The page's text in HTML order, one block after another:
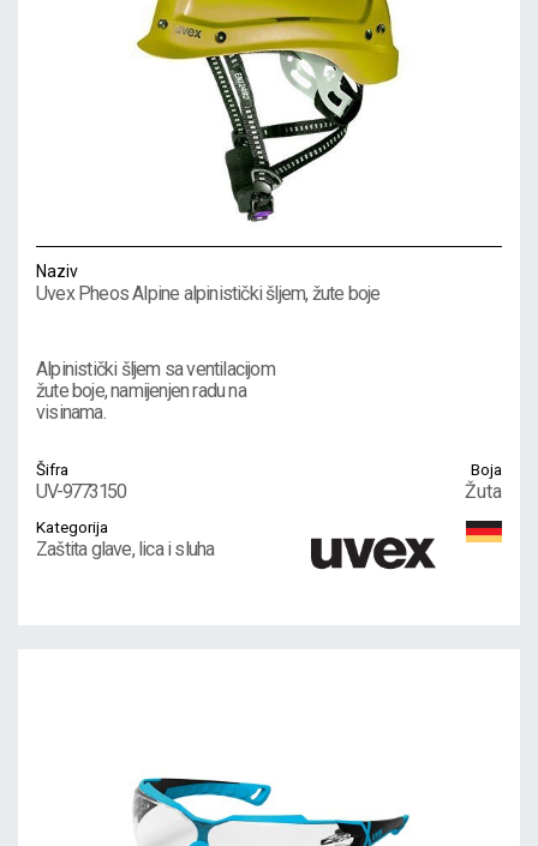
Naziv
Uvex Pheos Alpine alpinistički šljem, žute boje
Alpinistički šljem sa ventilacijom
žute boje, namijenjen radu na
visinama.
Šifra
UV-9773150
Boja
Žuta
Kategorija
Zaštita glave, lica i sluha